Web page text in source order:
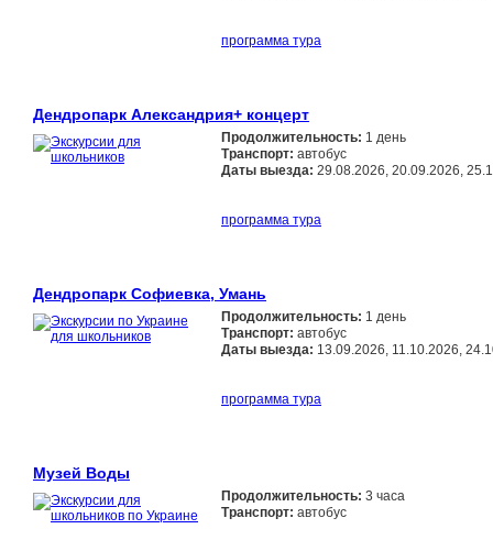
программа тура
Дендропарк Александрия+ концерт
Продолжительность: 1 день
Транспорт: автобус
Даты выезда: 29.08.2026, 20.09.2026,
программа тура
Дендропарк Софиевка, Умань
Продолжительность: 1 день
Транспорт: автобус
Даты выезда: 13.09.2026, 11.10.2026,
программа тура
Музей Воды
Продолжительность: 3 часа
Транспорт: автобус